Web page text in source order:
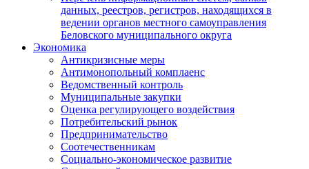
данных, реестров, регистров, находящихся в
ведении органов местного самоуправления
Беловского муниципального округа
Экономика
Антикризисные меры
Антимонопольный комплаенс
Ведомственный контроль
Муниципальные закупки
Оценка регулирующего воздействия
Потребительский рынок
Предпринимательство
Соотечественникам
Социально-экономическое развитие